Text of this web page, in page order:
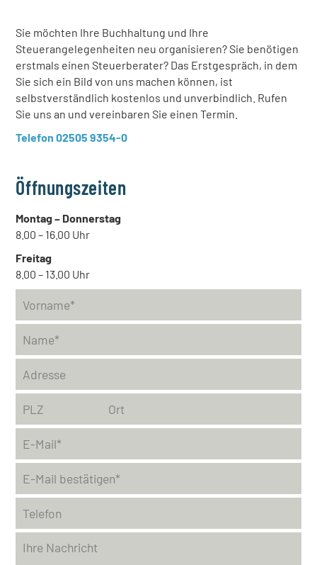
Sie möchten Ihre Buchhaltung und Ihre
Steuerangelegenheiten neu organisieren? Sie benötigen
erstmals einen Steuerberater? Das Erstgespräch, in dem
Sie sich ein Bild von uns machen können, ist
selbstverständlich kostenlos und unverbindlich. Rufen
Sie uns an und vereinbaren Sie einen Termin.
Telefon 02505 9354-0
Öffnungszeiten
Montag – Donnerstag
8.00 – 16.00 Uhr
Freitag
8.00 – 13.00 Uhr